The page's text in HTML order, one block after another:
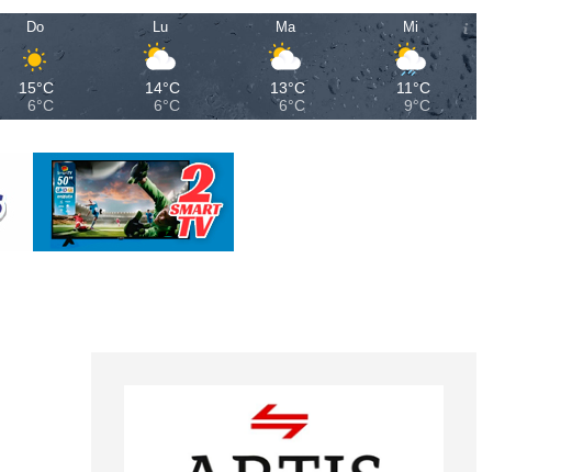
Do
15°C
6°C
Lu
14°C
6°C
Ma
13°C
6°C
Mi
11°C
9°C